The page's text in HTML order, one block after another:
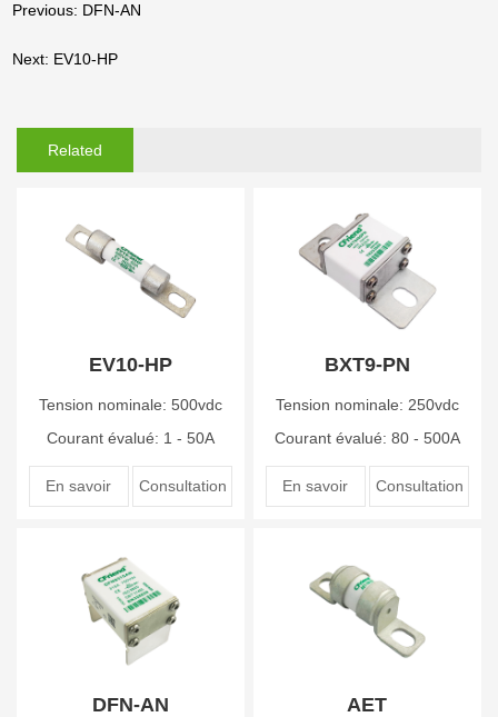
Previous: DFN-AN
Next: EV10-HP
Related
EV10-HP
Tension nominale: 500vdc
Courant évalué: 1 - 50A
En savoir Consultation
BXT9-PN
Tension nominale: 250vdc
Courant évalué: 80 - 500A
En savoir Consultation
DFN-AN AET